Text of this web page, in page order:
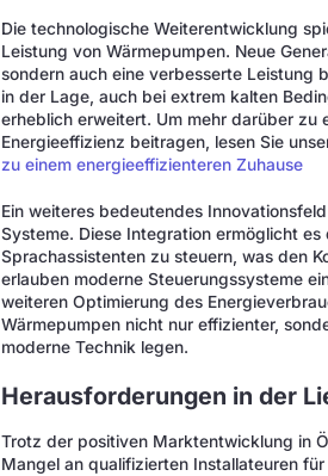
Die technologische Weiterentwicklung
Leistung von Wärmepumpen. Neue
sondern auch eine verbesserte Leistung
in der Lage, auch bei extrem kalten
erheblich erweitert. Um mehr darüber zu
Energieeffizienz beitragen, lesen Sie
zu einem energieeffizienteren Zuhause
Ein weiteres bedeutendes
Systeme. Diese Integration ermöglicht
Sprachassistenten zu steuern, was den
erlauben moderne Steuerungssysteme
weiteren Optimierung des
Wärmepumpen nicht nur effizienter,
moderne Technik legen.
Herausforderungen in der
Trotz der positiven Marktentwicklung in
Mangel an qualifizierten Installateuren